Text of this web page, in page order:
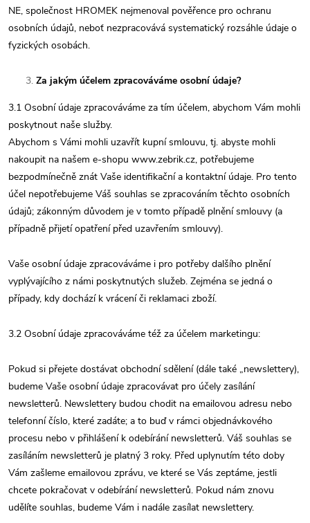
NE, společnost HROMEK nejmenoval pověřence pro ochranu
osobních údajů, neboť nezpracovává systematický rozsáhle údaje o
fyzických osobách.
Za jakým účelem zpracováváme osobní údaje?
3.1 Osobní údaje zpracováváme za tím účelem, abychom Vám mohli
poskytnout naše služby.
Abychom s Vámi mohli uzavřít kupní smlouvu, tj. abyste mohli
nakoupit na našem e-shopu www.zebrik.cz, potřebujeme
bezpodmínečně znát Vaše identifikační a kontaktní údaje. Pro tento
účel nepotřebujeme Váš souhlas se zpracováním těchto osobních
údajů; zákonným důvodem je v tomto případě plnění smlouvy (a
případně přijetí opatření před uzavřením smlouvy).
Vaše osobní údaje zpracováváme i pro potřeby dalšího plnění
vyplývajícího z námi poskytnutých služeb. Zejména se jedná o
případy, kdy dochází k vrácení či reklamaci zboží.
3.2 Osobní údaje zpracováváme též za účelem marketingu:
Pokud si přejete dostávat obchodní sdělení (dále také „newslettery),
budeme Vaše osobní údaje zpracovávat pro účely zasílání
newsletterů. Newslettery budou chodit na emailovou adresu nebo
telefonní číslo, které zadáte; a to buď v rámci objednávkového
procesu nebo v přihlášení k odebírání newsletterů. Váš souhlas se
zasíláním newsletterů je platný 3 roky. Před uplynutím této doby
Vám zašleme emailovou zprávu, ve které se Vás zeptáme, jestli
chcete pokračovat v odebírání newsletterů. Pokud nám znovu
udělíte souhlas, budeme Vám i nadále zasílat newslettery.